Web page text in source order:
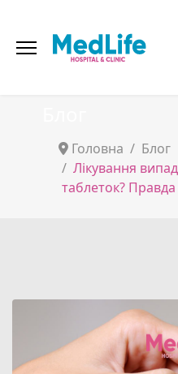
Головна
Блог
Лікування
таблеток?